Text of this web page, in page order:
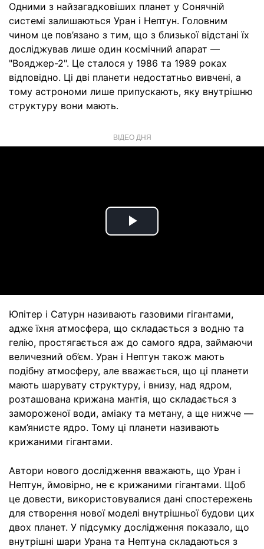
Одними з найзагадковіших планет у Сонячній
системі залишаються Уран і Нептун. Головним
чином це пов’язано з тим, що з близької відстані їх
досліджував лише один космічний апарат —
"Вояджер-2". Це сталося у 1986 та 1989 роках
відповідно. Ці дві планети недостатньо вивчені, а
тому астрономи лише припускають, яку внутрішню
структуру вони мають.
ВІДЕО ДНЯ
Play
Юпітер і Сатурн називають газовими гігантами,
адже їхня атмосфера, що складається з водню та
гелію, простягається аж до самого ядра, займаючи
величезний об’єм. Уран і Нептун також мають
подібну атмосферу, але вважається, що ці планети
мають шарувату структуру, і внизу, над ядром,
розташована крижана мантія, що складається з
замороженої води, аміаку та метану, а ще нижче —
кам’янисте ядро. Тому ці планети називають
крижаними гігантами.
Автори нового дослідження вважають, що Уран і
Нептун, ймовірно, не є крижаними гігантами. Щоб
це довести, використовувалися дані спостережень
для створення нової моделі внутрішньої будови цих
двох планет. У підсумку дослідження показало, що
внутрішні шари Урана та Нептуна складаються з